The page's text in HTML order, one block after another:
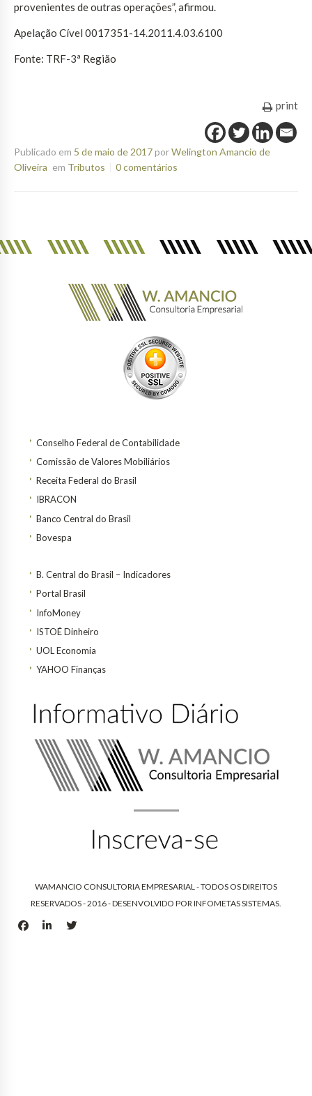
provenientes de outras operações”, afirmou.
Apelação Cível 0017351-14.2011.4.03.6100
Fonte: TRF-3ª Região
print
Publicado em 5 de maio de 2017porWelington Amancio de
Oliveira em Tributos 0 comentários
Conselho Federal de Contabilidade
Comissão de Valores Mobiliários
Receita Federal do Brasil
IBRACON
Banco Central do Brasil
Bovespa
B. Central do Brasil – Indicadores
Portal Brasil
InfoMoney
ISTOÉ Dinheiro
UOL Economia
YAHOO Finanças
WAMANCIO CONSULTORIA EMPRESARIAL - TODOS OS DIREITOS
RESERVADOS - 2016 - DESENVOLVIDO POR INFOMETAS SISTEMAS